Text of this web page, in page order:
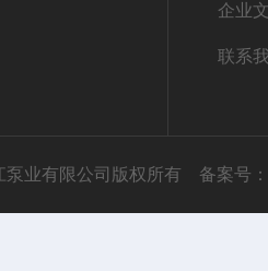
企业
联系
泵业有限公司版权所有 备案号